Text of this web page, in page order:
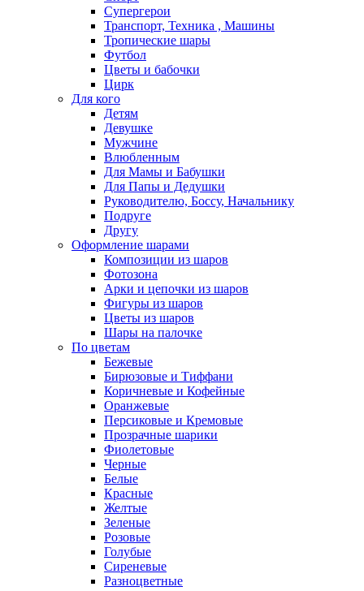
Супергерои
Транспорт, Техника , Машины
Тропические шары
Футбол
Цветы и бабочки
Цирк
Для кого
Детям
Девушке
Мужчине
Влюбленным
Для Мамы и Бабушки
Для Папы и Дедушки
Руководителю, Боссу, Начальнику
Подруге
Другу
Оформление шарами
Композиции из шаров
Фотозона
Арки и цепочки из шаров
Фигуры из шаров
Цветы из шаров
Шары на палочке
По цветам
Бежевые
Бирюзовые и Тиффани
Коричневые и Кофейные
Оранжевые
Персиковые и Кремовые
Прозрачные шарики
Фиолетовые
Черные
Белые
Красные
Желтые
Зеленые
Розовые
Голубые
Сиреневые
Разноцветные